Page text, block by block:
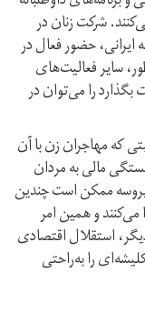
شرکت زنان در
حضور فعال در
سایر فعالیت‌های
بگذارد را می‌توان در
که مهاجران زن با آن
مالی به مردان
پروسه ممکن است چندین
و همین امر
استقلال اقتصادی
را به‌راحتی